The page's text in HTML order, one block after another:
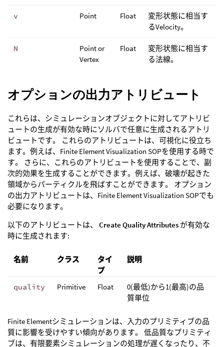
v Point Float
変形状態に相当す
るVelocity。
N
Point or
Vertex
Float
変形状態に相当す
る法線。
オプションの出力アトリビュート
これらは、シミュレーションオブジェクトに対してアトリビ
ュートの生成が有効な時にソルバで任意に生成されるアトリ
ビュートです。 これらのアトリビュートは、可視化に役立ち
ます。例えば、Finite Element Visualization SOPを使用する時で
す。 さらに、これらのアトリビュートを使用することで、副
次的効果を生成することができます。例えば、破壊が起きた
領域からパーティクルを飛ばすことができます。 オプション
の出力アトリビュートは、Finite Element Visualization SOPでも
必要になります。
以下のアトリビュートは、 Create Quality Attributes が有効な
時に生成されます:
名前 クラス
タイ
プ
説明
quality Primitive Float
0(最低)から1(最高)の品
質単位
Finite Elementシミュレーションは、入力のプリミティブの品
質に影響を受けやすい傾向があります。 低品質なプリミティ
ブは、有限要素シミュレーションの処理が遅くなったり、不